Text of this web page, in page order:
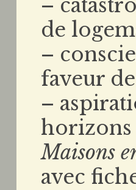
–
de
–
faveur
–
horizons
Maisons
avec